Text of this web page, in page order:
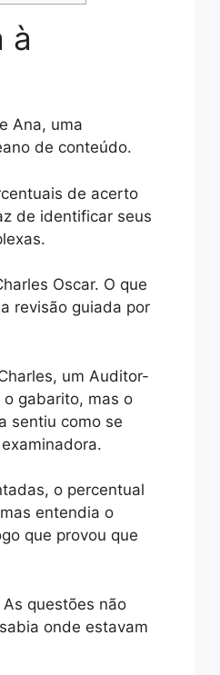
à
Ana, uma
de conteúdo.
de acerto
de identificar seus
Oscar. O que
revisão guiada por
um Auditor-
gabarito, mas o
sentiu como se
o percentual
entendia o
que provou que
questões não
onde estavam